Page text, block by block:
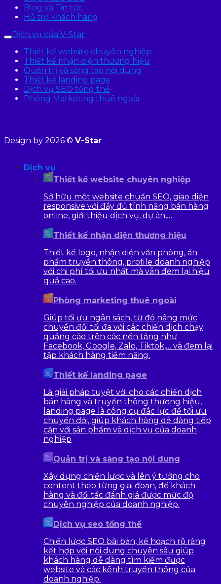
Blog và Tin tức
Hỗ trợ khách hàng
Dịch vụ của V-Star
Thiết kế website chuyên nghiệp
Thiết kế nhận diện thương hiệu
Quản trị và sáng tạo nội dung
Thiết kế landing page
Dịch vụ SEO tổng thể
Phòng Marketing thuê ngoài
Design by 2026 © V-Star
Dịch vụ
Thiết kế website chuyên nghiệp
Sở hữu một website chuẩn SEO, giao diện
responsive với đầy đủ tính năng bán hàng
online, giới thiệu dịch vụ, dự án,…
Thiết kế nhận diện thương hiệu
Thiết kế logo, nhận diện văn phòng, ấn
phẩm truyền thông, profile doanh nghiệp
với chi phí tối ưu nhất mà vẫn đem lại hiệu
quả cao.
Phòng marketing thuê ngoài
Giúp tối ưu ngân sách, từ đó nâng mức
chuyển đổi tối đa với các chiến dịch chạy
quảng cáo trên các nền tảng như
Facebook, Google, Zalo, Tiktok,… và đem lại
tập khách hàng tiềm năng.
Thiết kế landing page
Là giải pháp tuyệt vời cho các chiến dịch
bán hàng và truyền thông thương hiệu,
landing page là công cụ đắc lực để tối ưu
chuyển đổi, giúp khách hàng dễ dàng tiếp
cận với sản phẩm và dịch vụ của doanh
nghiệp
Quản trị và sáng tạo nội dung
Xây dựng chiến lược và lên ý tưởng cho
content theo từng giai đoạn, để khách
hàng và đối tác đánh giá được mức độ
chuyên nghiệp của doanh nghiệp.
Dịch vụ seo tổng thể
Chiến lược SEO bài bản, kế hoạch rõ ràng
kết hợp với nội dung chuyên sâu giúp
khách hàng dễ dàng tìm kiếm được
website và các kênh truyền thông của
doanh nghiệp.